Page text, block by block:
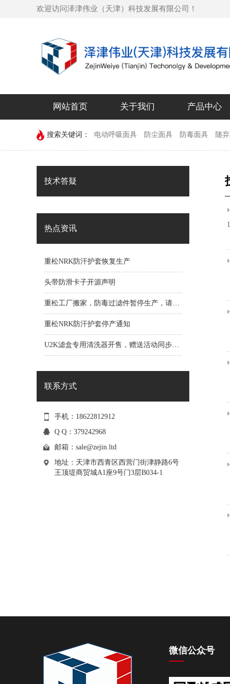
欢迎访问泽津伟业（天津）科技发展有限公司！
网站首页 关于我们 产品中心
搜索关键词： 电动呼吸面具 防尘面具 防毒面具 随
技术答疑
热点资讯
重松NRK防汗护套恢复生产
头带防滑卡子开源声明
重松工厂搬家，防毒过滤件暂停生产，请抓紧时间提前订货
重松NRK防汗护套停产通知
U2K滤盒专用清洗器开售，赠送活动同步进行
联系方式
手机：18622812912
Q Q：379242968
邮箱： sale@zejin.ltd
地址：天津市西青区西营门街津静路6号
王顶堤商贸城A1座9号门3层B034-1
微信公众号